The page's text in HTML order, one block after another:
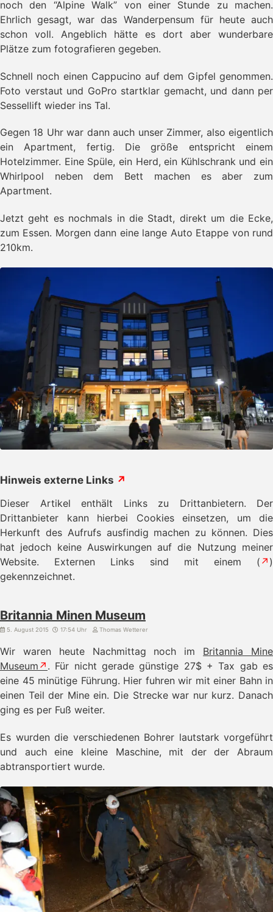
noch den “Alpine Walk” von einer Stunde zu machen.
Ehrlich gesagt, war das Wanderpensum für heute auch
schon voll. Angeblich hätte es dort aber wunderbare
Plätze zum fotografieren gegeben.
Schnell noch einen Cappucino auf dem Gipfel genommen.
Foto verstaut und GoPro startklar gemacht, und dann per
Sessellift wieder ins Tal.
Gegen 18 Uhr war dann auch unser Zimmer, also eigentlich
ein Apartment, fertig. Die größe entspricht einem
Hotelzimmer. Eine Spüle, ein Herd, ein Kühlschrank und ein
Whirlpool neben dem Bett machen es aber zum
Apartment.
Jetzt geht es nochmals in die Stadt, direkt um die Ecke,
zum Essen. Morgen dann eine lange Auto Etappe von rund
210km.
Hinweis externe Links ↗
Dieser Artikel enthält Links zu Drittanbietern. Der
Drittanbieter kann hierbei Cookies einsetzen, um die
Herkunft des Aufrufs ausfindig machen zu können. Dies
hat jedoch keine Auswirkungen auf die Nutzung meiner
Website. Externen Links sind mit einem ( ↗ )
gekennzeichnet.
Britannia Minen Museum
5. August 2015 17:54 Uhr Thomas Wetterer
Wir waren heute Nachmittag noch im Britannia Mine
Museum
. Für nicht gerade günstige 27$ + Tax gab es
eine 45 minütige Führung. Hier fuhren wir mit einer Bahn in
einen Teil der Mine ein. Die Strecke war nur kurz. Danach
ging es per Fuß weiter.
Es wurden die verschiedenen Bohrer lautstark vorgeführt
und auch eine kleine Maschine, mit der der Abraum
abtransportiert wurde.